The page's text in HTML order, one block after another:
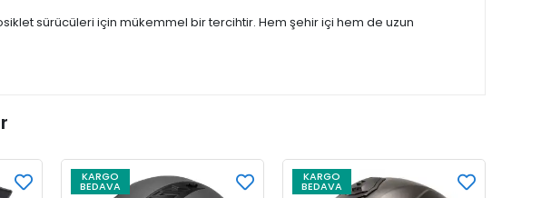
sürücüleri için mükemmel bir tercihtir. Hem şehir içi hem de uzun
KARGO
BEDAVA
KARGO
BEDAVA